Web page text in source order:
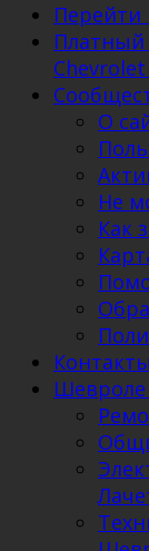
Платный
О
Не
Как
Контакты
Шевроле